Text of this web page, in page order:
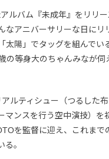
ルバム『未成年』をリリ
なアニバーサリーな日にリ
太陽」でタッグを組んでい
の等身大のちゃんみなが伺
ルティシュー（つるした布
マンスを行う空中演技）を
を監督に迎え、これまで
。